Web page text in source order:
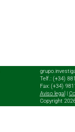
Telf.: (+34)
Fax: (+34)
Aviso legal
Copyright